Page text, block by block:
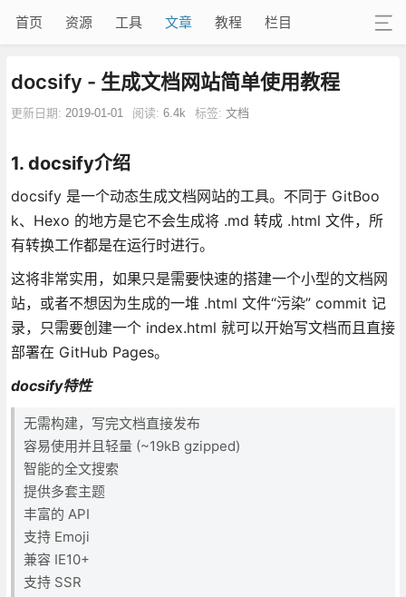
首页 资源 工具 文章 教程 栏目
docsify - 生成文档网站简单使用教程
更新日期: 2019-01-01 阅读: 6.4k 标签: 文档
1. docsify介绍
docsify 是一个动态生成文档网站的工具。不同于 GitBoo
k、Hexo 的地方是它不会生成将 .md 转成 .html 文件，所
有转换工作都是在运行时进行。
这将非常实用，如果只是需要快速的搭建一个小型的文档网
站，或者不想因为生成的一堆 .html 文件“污染” commit 记
录，只需要创建一个 index.html 就可以开始写文档而且直接
部署在 GitHub Pages。
docsify特性
无需构建，写完文档直接发布
容易使用并且轻量 (~19kB gzipped)
智能的全文搜索
提供多套主题
丰富的 API
支持 Emoji
兼容 IE10+
支持 SSR